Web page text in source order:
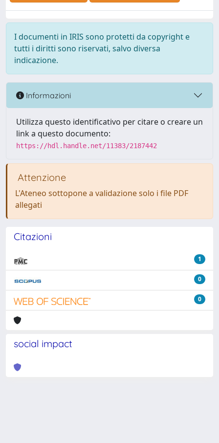
I documenti in IRIS sono protetti da copyright e
tutti i diritti sono riservati, salvo diversa
indicazione.
Informazioni
Utilizza questo identificativo per citare o creare un
link a questo documento:
https://hdl.handle.net/11383/2187442
Attenzione
L'Ateneo sottopone a validazione solo i file PDF
allegati
Citazioni
1
0
0
social impact